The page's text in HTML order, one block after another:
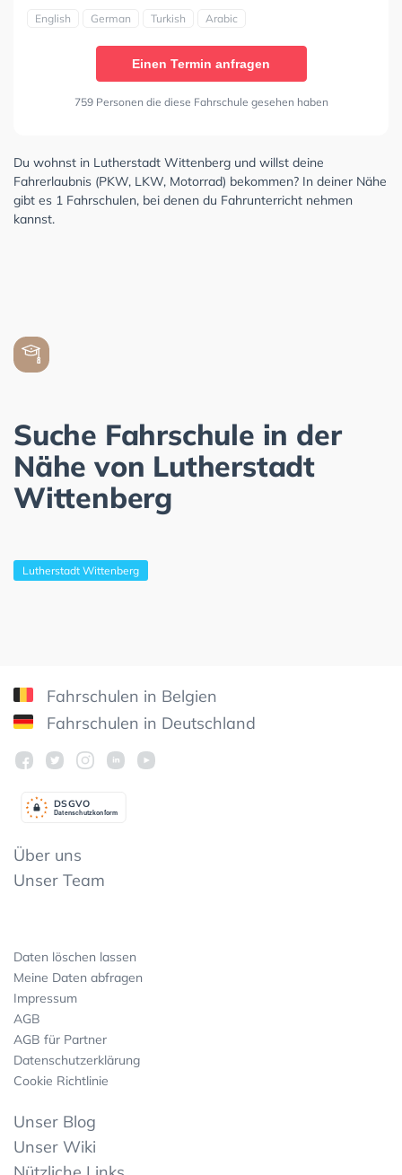
English German Turkish Arabic
Einen Termin anfragen
759 Personen die diese Fahrschule gesehen haben
Du wohnst in Lutherstadt Wittenberg und willst deine
Fahrerlaubnis (PKW, LKW, Motorrad) bekommen? In deiner Nähe
gibt es 1 Fahrschulen, bei denen du Fahrunterricht nehmen
kannst.
Suche Fahrschule in der
Nähe von Lutherstadt
Wittenberg
Lutherstadt Wittenberg
Fahrschulen in Belgien
Fahrschulen in Deutschland
Datenschutzkonform
DSGVO
Über uns
Unser Team
Daten löschen lassen
Meine Daten abfragen
Impressum
AGB
AGB für Partner
Datenschutzerklärung
Cookie Richtlinie
Unser Blog
Unser Wiki